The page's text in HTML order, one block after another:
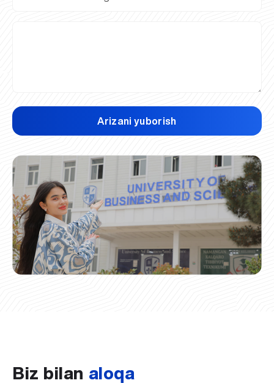
Arizani yuborish
Biz bilan aloqa